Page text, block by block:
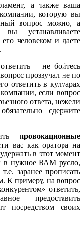
а также ваша
которую вы
вопрос можно, а
устанавливаете
человеком и даете
– не бойтесь
прозвучал не по
ответить в кулуарах
если вопрос
ответа, нежели
сдержите
провокационные
вас как оратора на
в этот момент
в нужное ВАМ русло,
заранее прописать
К примеру, на вопрос
ответить,
– предоставить
посредством своих